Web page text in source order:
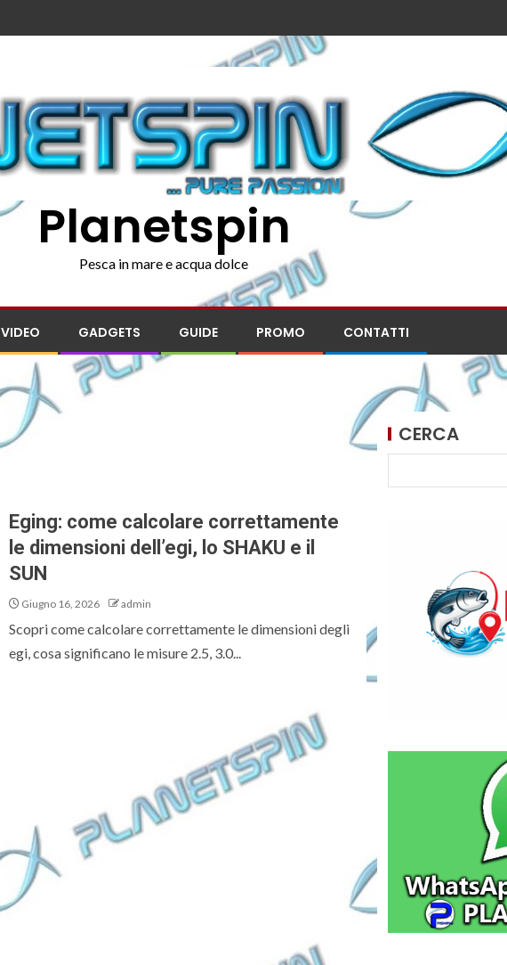
Planetspin
Pesca in mare e acqua dolce
VIDEO GADGETS GUIDE PROMO CONTATTI
Eging: come calcolare correttamente
le dimensioni dell’egi, lo SHAKU e il
SUN
Giugno 16, 2026 admin
Scopri come calcolare correttamente le dimensioni degli
egi, cosa significano le misure 2.5, 3.0...
CERCA